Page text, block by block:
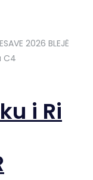
2026 BLEJË
C4
i Ri